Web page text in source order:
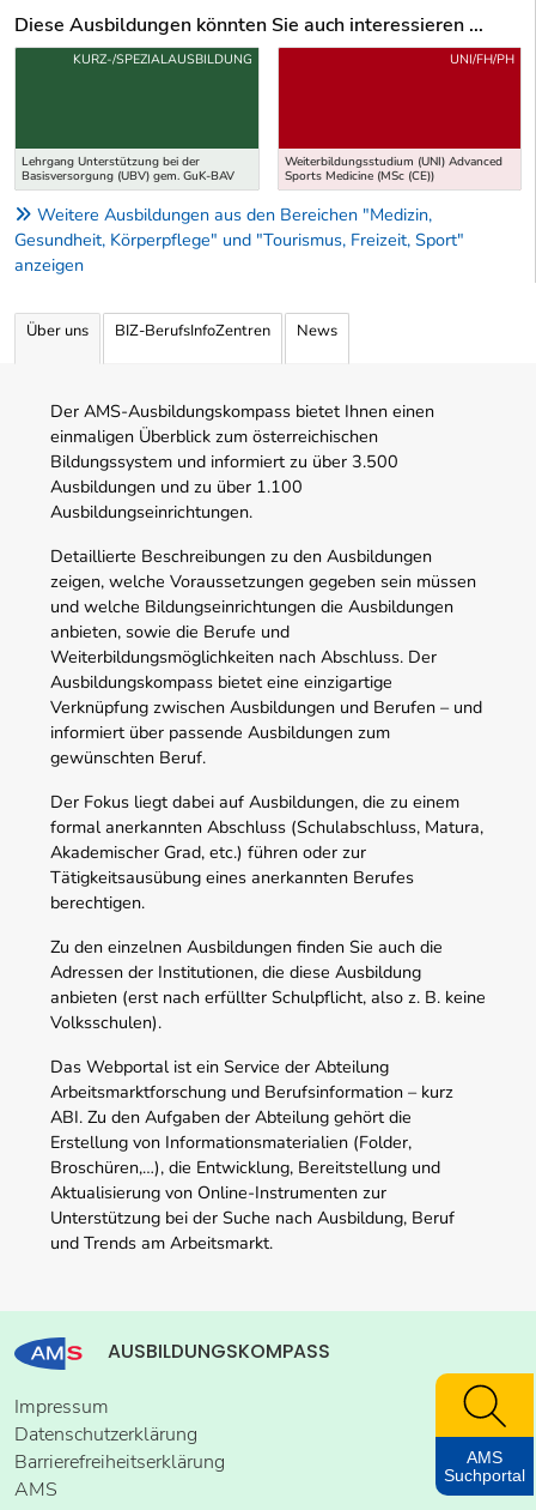
Diese Ausbildungen könnten Sie auch interessieren ...
Uber weitere Ausbildungsvorschläge
Lehrgang Unterstützung bei der
Basisversorgung (UBV) gem. GuK-BAV
KURZ-/SPEZIALAUSBILDUNG
Weiterbildungsstudium (UNI) Advanced
Sports Medicine (MSc (CE))
UNI/FH/PH
Weitere Ausbildungen aus den Bereichen "Medizin,
Gesundheit, Körperpflege" und "Tourismus, Freizeit, Sport"
anzeigen
Über uns BIZ-BerufsInfoZentren News
Der AMS-Ausbildungskompass bietet Ihnen einen
einmaligen Überblick zum österreichischen
Bildungssystem und informiert zu über 3.500
Ausbildungen und zu über 1.100
Ausbildungseinrichtungen.
Detaillierte Beschreibungen zu den Ausbildungen
zeigen, welche Voraussetzungen gegeben sein müssen
und welche Bildungseinrichtungen die Ausbildungen
anbieten, sowie die Berufe und
Weiterbildungsmöglichkeiten nach Abschluss. Der
Ausbildungskompass bietet eine einzigartige
Verknüpfung zwischen Ausbildungen und Berufen – und
informiert über passende Ausbildungen zum
gewünschten Beruf.
Der Fokus liegt dabei auf Ausbildungen, die zu einem
formal anerkannten Abschluss (Schulabschluss, Matura,
Akademischer Grad, etc.) führen oder zur
Tätigkeitsausübung eines anerkannten Berufes
berechtigen.
Zu den einzelnen Ausbildungen finden Sie auch die
Adressen der Institutionen, die diese Ausbildung
anbieten (erst nach erfüllter Schulpflicht, also z. B. keine
Volksschulen).
Das Webportal ist ein Service der Abteilung
Arbeitsmarktforschung und Berufsinformation – kurz
ABI. Zu den Aufgaben der Abteilung gehört die
Erstellung von Informationsmaterialien (Folder,
Broschüren,…), die Entwicklung, Bereitstellung und
Aktualisierung von Online-Instrumenten zur
Unterstützung bei der Suche nach Ausbildung, Beruf
und Trends am Arbeitsmarkt.
AUSBILDUNGSKOMPASS
Impressum
Datenschutzerklärung
Barrierefreiheitserklärung
AMS
AMS
Suchportal